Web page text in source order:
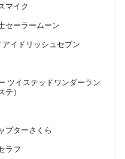
マイク
セーラームーン
アイドリッシュセブン
ツイステッドワンダーラン
テ）
プターさくら
ラフ